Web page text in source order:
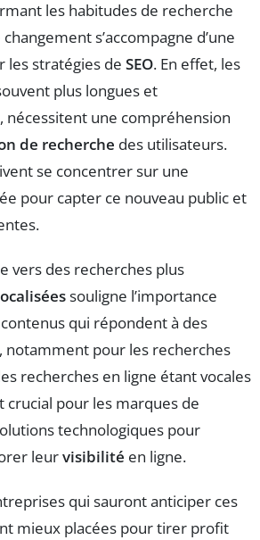
les habitudes de recherche
s’accompagne d’une
les stratégies de SEO. En effet, les
plus longues et
nécessitent une compréhension
de recherche des utilisateurs.
se concentrer sur une
pour capter ce nouveau public et
vers des recherches plus
souligne l’importance
qui répondent à des
notamment pour les recherches
recherches en ligne étant vocales
crucial pour les marques de
technologiques pour
leurvisibilité en ligne.
qui sauront anticiper ces
mieux placées pour tirer profit